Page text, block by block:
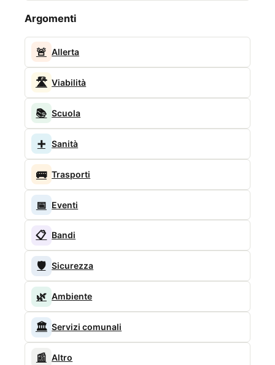
Argomenti
🚨 Allerta
🛣️ Viabilità
📚 Scuola
➕ Sanità
🚌 Trasporti
📅 Eventi
📋 Bandi
🛡️ Sicurezza
🌿 Ambiente
🏛️ Servizi comunali
📰 Altro